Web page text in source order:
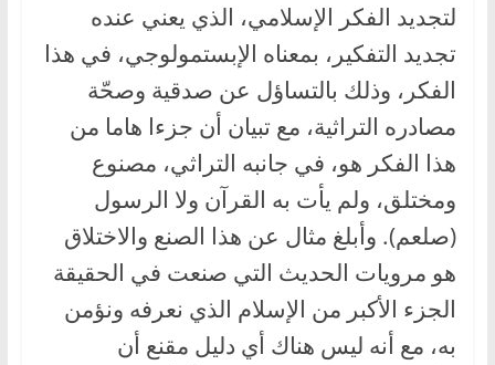
لتجديد الفكر الإسلامي، الذي يعني عنده
تجديد التفكير، بمعناه الإبستمولوجي، في هذا
الفكر، وذلك بالتساؤل عن صدقية وصحّة
مصادره التراثية، مع تبيان أن جزءا هاما من
هذا الفكر هو، في جانبه التراثي، مصنوع
ومختلق، ولم يأت به القرآن ولا الرسول
(صلعم). وأبلغ مثال عن هذا الصنع والاختلاق
هو مرويات الحديث التي صنعت في الحقيقة
الجزء الأكبر من الإسلام الذي نعرفه ونؤمن
به، مع أنه ليس هناك أي دليل مقنع أن